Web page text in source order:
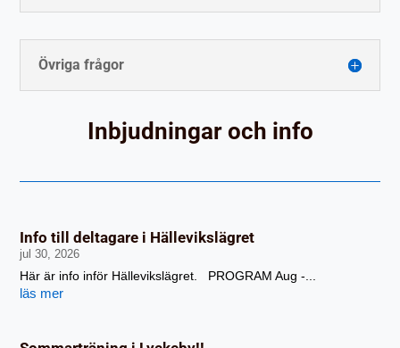
Övriga frågor
Inbjudningar och info
Info till deltagare i Hällevikslägret
jul 30, 2026
Här är info inför Hällevikslägret. PROGRAM Aug -...
läs mer